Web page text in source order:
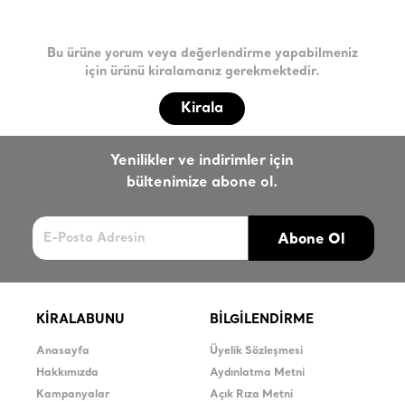
Bu ürüne yorum veya değerlendirme yapabilmeniz
için ürünü kiralamanız gerekmektedir.
Kirala
Yenilikler ve indirimler için
bültenimize abone ol.
Abone Ol
KİRALABUNU
Anasayfa
Hakkımızda
Kampanyalar
BİLGİLENDİRME
Üyelik Sözleşmesi
Aydınlatma Metni
Açık Rıza Metni